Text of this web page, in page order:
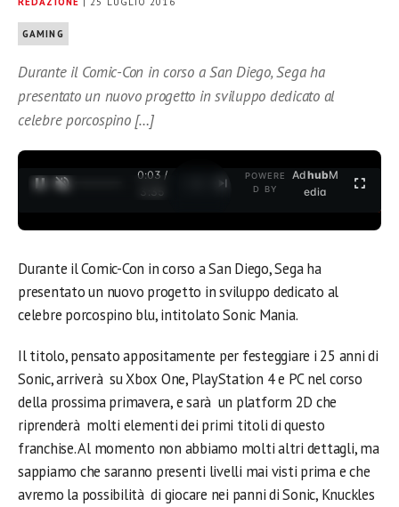
GAMING
Durante il Comic-Con in corso a San Diego, Sega ha
presentato un nuovo progetto in sviluppo dedicato al
celebre porcospino […]
0:04 /
3:35
POWERE
D BY
AdhubM
edia
Durante il Comic-Con in corso a San Diego, Sega ha
presentato un nuovo progetto in sviluppo dedicato al
celebre porcospino blu, intitolato Sonic Mania.
Il titolo, pensato appositamente per festeggiare i 25 anni di
Sonic, arriverà su Xbox One, PlayStation 4 e PC nel corso
della prossima primavera, e sarà un platform 2D che
riprenderà molti elementi dei primi titoli di questo
franchise. Al momento non abbiamo molti altri dettagli, ma
sappiamo che saranno presenti livelli mai visti prima e che
avremo la possibilità di giocare nei panni di Sonic, Knuckles